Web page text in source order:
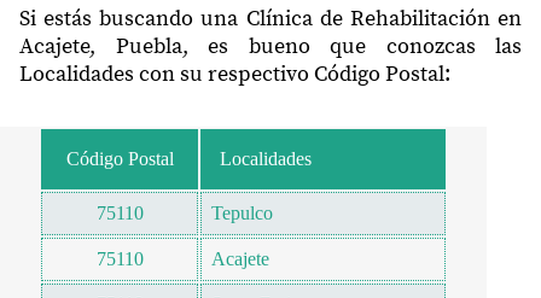
Si estás buscando una Clínica de Rehabilitación en
Acajete, Puebla, es bueno que conozcas las
Localidades con su respectivo Código Postal:
Código Postal Localidades
75110 Tepulco
75110 Acajete